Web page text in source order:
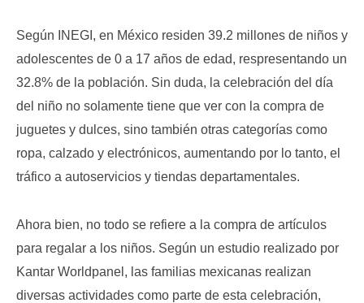
Según INEGI, en México residen 39.2 millones de niños y
adolescentes de 0 a 17 años de edad, respresentando un
32.8% de la población. Sin duda, la celebración del día
del niño no solamente tiene que ver con la compra de
juguetes y dulces, sino también otras categorías como
ropa, calzado y electrónicos, aumentando por lo tanto, el
tráfico a autoservicios y tiendas departamentales.
Ahora bien, no todo se refiere a la compra de artículos
para regalar a los niños. Según un estudio realizado por
Kantar Worldpanel, las familias mexicanas realizan
diversas actividades como parte de esta celebración,